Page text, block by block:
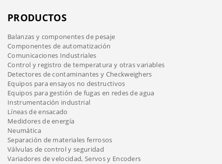
PRODUCTOS
Balanzas y componentes de pesaje
Componentes de automatización
Comunicaciones Industriales
Control y registro de temperatura y otras variables
Detectores de contaminantes y Checkweighers
Equipos para ensayos no destructivos
Equipos para gestión de fugas en redes de agua
Instrumentación industrial
Líneas de ensacado
Medidores de energía
Neumática
Separación de materiales ferrosos
Válvulas de control y seguridad
Variadores de velocidad, Servos y Encoders